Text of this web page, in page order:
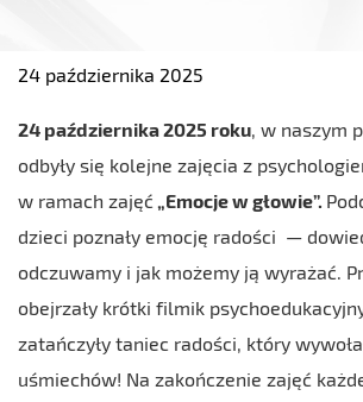
24 października 2025
24 października 2025 roku, w naszym
odbyły się kolejne zajęcia z
w ramach zajęć „Emocje w głowie”.
dzieci poznały emocję radości —
odczuwamy i jak możemy ją wyrażać.
obejrzały krótki filmik
zatańczyły taniec radości, który
uśmiechów! Na zakończenie zajęć